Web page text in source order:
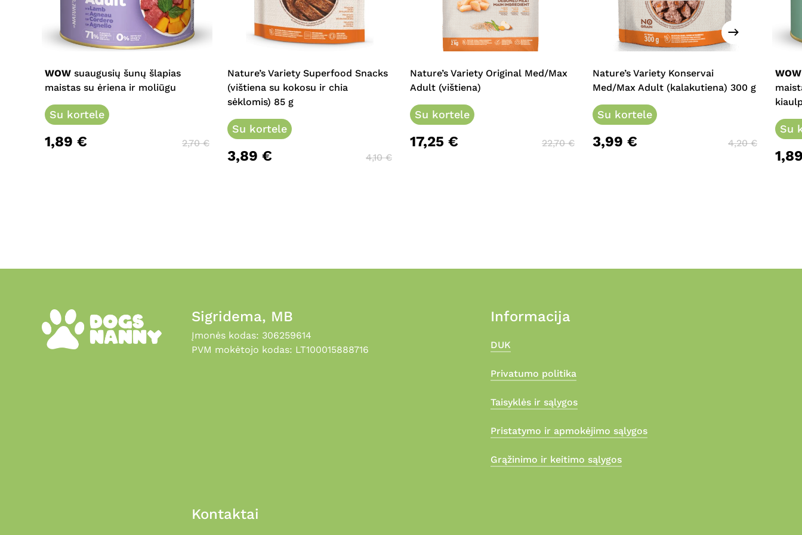
This
product
multiple
variants.
options
may
be
WOW suaugusių šunų šlapias
maistas su ėriena ir moliūgu
Su kortele
1,89 € 2,70€
Nature’s Variety Superfood Snacks
(vištiena su kokosu ir chia
sėklomis) 85 g
Su kortele
3,89 € 4,10€
product
multiple
variants.
options
may
be
Nature’s Variety Original Med/Max
Adult (vištiena)
Su kortele
17,25 € 22,70€
Nature’s Variety Konservai
Med/Max Adult (kalakutiena) 300 g
Su kortele
3,99 € 4,20€
This
The
may
be
WOW
Su
Sigridema, MB
Įmonės kodas: 306259614
PVM mokėtojo kodas: LT100015888716
Informacija
DUK
Privatumo politika
Taisyklės ir sąlygos
Pristatymo ir apmokėjimo sąlygos
Grąžinimo ir keitimo sąlygos
Kontaktai